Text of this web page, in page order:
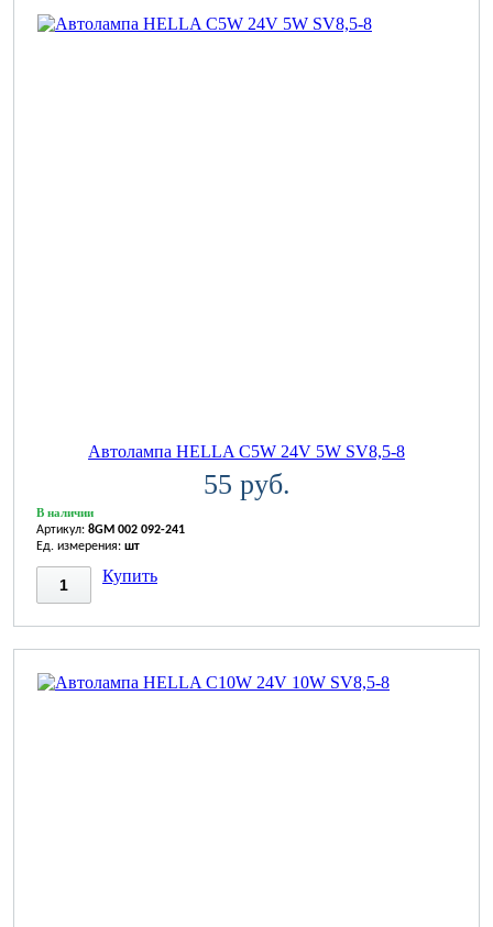
Автолампа HELLA C5W 24V 5W SV8,5-8
55 руб.
В наличии
Артикул: 8GM 002 092-241
Ед. измерения: шт
Купить